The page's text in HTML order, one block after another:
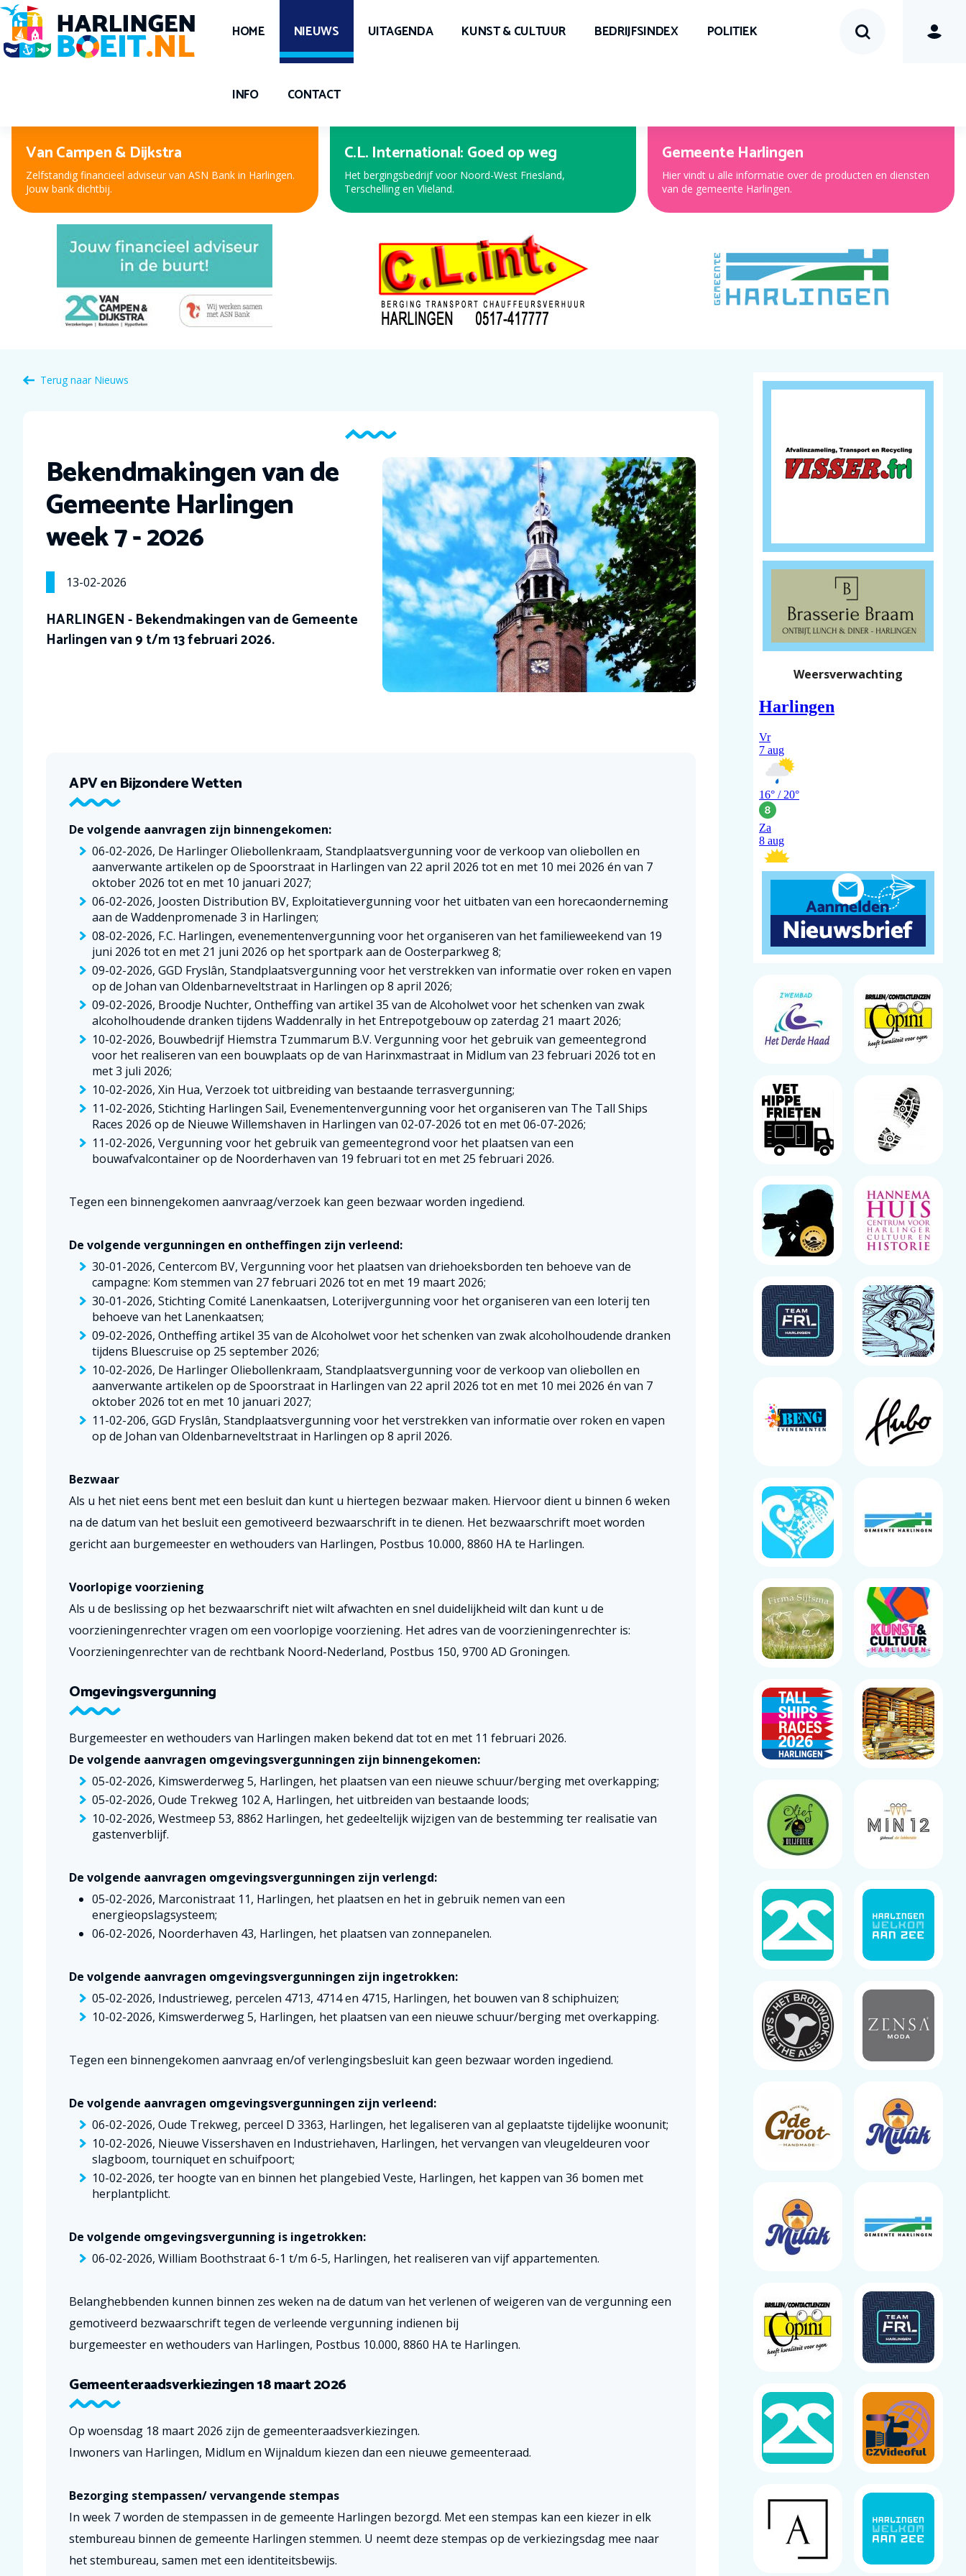
HOME NIEUWS UITAGENDA KUNST & CULTUUR BEDRIJFSINDEX POLITIEK
INFO CONTACT
Peter Kuiper, voor oog en oor
Nieuwe bril, contactlenzen of hooroplossing? Bij Peter
Kuiper, dé opticien en audicien bent u aan het juiste adres.
Expert Harlingen
Bekijk de nieuwe folder met de beste aanbiedingen!
Gemeente Harlingen
Hier vindt u alle informatie over de producten en diensten
van de gemeente Harlingen.
Terug naar Nieuws
Bekendmakingen van de
Gemeente Harlingen
week 7 - 2026
13-02-2026
HARLINGEN - Bekendmakingen van de Gemeente
Harlingen van 9 t/m 13 februari 2026.
APV en Bijzondere Wetten
De volgende aanvragen zijn binnengekomen:
06-02-2026, De Harlinger Oliebollenkraam, Standplaatsvergunning voor de verkoop van oliebollen en
aanverwante artikelen op de Spoorstraat in Harlingen van 22 april 2026 tot en met 10 mei 2026 én van 7
oktober 2026 tot en met 10 januari 2027;
06-02-2026, Joosten Distribution BV, Exploitatievergunning voor het uitbaten van een horecaonderneming
aan de Waddenpromenade 3 in Harlingen;
08-02-2026, F.C. Harlingen, evenementenvergunning voor het organiseren van het familieweekend van 19
juni 2026 tot en met 21 juni 2026 op het sportpark aan de Oosterparkweg 8;
09-02-2026, GGD Fryslân, Standplaatsvergunning voor het verstrekken van informatie over roken en vapen
op de Johan van Oldenbarneveltstraat in Harlingen op 8 april 2026;
09-02-2026, Broodje Nuchter, Ontheffing van artikel 35 van de Alcoholwet voor het schenken van zwak
alcoholhoudende dranken tijdens Waddenrally in het Entrepotgebouw op zaterdag 21 maart 2026;
10-02-2026, Bouwbedrijf Hiemstra Tzummarum B.V. Vergunning voor het gebruik van gemeentegrond
voor het realiseren van een bouwplaats op de van Harinxmastraat in Midlum van 23 februari 2026 tot en
met 3 juli 2026;
10-02-2026, Xin Hua, Verzoek tot uitbreiding van bestaande terrasvergunning;
11-02-2026, Stichting Harlingen Sail, Evenementenvergunning voor het organiseren van The Tall Ships
Races 2026 op de Nieuwe Willemshaven in Harlingen van 02-07-2026 tot en met 06-07-2026;
11-02-2026, Vergunning voor het gebruik van gemeentegrond voor het plaatsen van een
bouwafvalcontainer op de Noorderhaven van 19 februari tot en met 25 februari 2026.
Tegen een binnengekomen aanvraag/verzoek kan geen bezwaar worden ingediend.
De volgende vergunningen en ontheffingen zijn verleend:
30-01-2026, Centercom BV, Vergunning voor het plaatsen van driehoeksborden ten behoeve van de
campagne: Kom stemmen van 27 februari 2026 tot en met 19 maart 2026;
30-01-2026, Stichting Comité Lanenkaatsen, Loterijvergunning voor het organiseren van een loterij ten
behoeve van het Lanenkaatsen;
09-02-2026, Ontheffing artikel 35 van de Alcoholwet voor het schenken van zwak alcoholhoudende dranken
tijdens Bluescruise op 25 september 2026;
10-02-2026, De Harlinger Oliebollenkraam, Standplaatsvergunning voor de verkoop van oliebollen en
aanverwante artikelen op de Spoorstraat in Harlingen van 22 april 2026 tot en met 10 mei 2026 én van 7
oktober 2026 tot en met 10 januari 2027;
11-02-206, GGD Fryslân, Standplaatsvergunning voor het verstrekken van informatie over roken en vapen
op de Johan van Oldenbarneveltstraat in Harlingen op 8 april 2026.
Bezwaar
Als u het niet eens bent met een besluit dan kunt u hiertegen bezwaar maken. Hiervoor dient u binnen 6 weken
na de datum van het besluit een gemotiveerd bezwaarschrift in te dienen. Het bezwaarschrift moet worden
gericht aan burgemeester en wethouders van Harlingen, Postbus 10.000, 8860 HA te Harlingen.
Voorlopige voorziening
Als u de beslissing op het bezwaarschrift niet wilt afwachten en snel duidelijkheid wilt dan kunt u de
voorzieningenrechter vragen om een voorlopige voorziening. Het adres van de voorzieningenrechter is:
Voorzieningenrechter van de rechtbank Noord-Nederland, Postbus 150, 9700 AD Groningen.
Omgevingsvergunning
Burgemeester en wethouders van Harlingen maken bekend dat tot en met 11 februari 2026.
De volgende aanvragen omgevingsvergunningen zijn binnengekomen:
05-02-2026, Kimswerderweg 5, Harlingen, het plaatsen van een nieuwe schuur/berging met overkapping;
05-02-2026, Oude Trekweg 102 A, Harlingen, het uitbreiden van bestaande loods;
10-02-2026, Westmeep 53, 8862 Harlingen, het gedeeltelijk wijzigen van de bestemming ter realisatie van
gastenverblijf.
De volgende aanvragen omgevingsvergunningen zijn verlengd:
05-02-2026, Marconistraat 11, Harlingen, het plaatsen en het in gebruik nemen van een
energieopslagsysteem;
06-02-2026, Noorderhaven 43, Harlingen, het plaatsen van zonnepanelen.
De volgende aanvragen omgevingsvergunningen zijn ingetrokken:
05-02-2026, Industrieweg, percelen 4713, 4714 en 4715, Harlingen, het bouwen van 8 schiphuizen;
10-02-2026, Kimswerderweg 5, Harlingen, het plaatsen van een nieuwe schuur/berging met overkapping.
Tegen een binnengekomen aanvraag en/of verlengingsbesluit kan geen bezwaar worden ingediend.
De volgende aanvragen omgevingsvergunningen zijn verleend:
06-02-2026, Oude Trekweg, perceel D 3363, Harlingen, het legaliseren van al geplaatste tijdelijke woonunit;
10-02-2026, Nieuwe Vissershaven en Industriehaven, Harlingen, het vervangen van vleugeldeuren voor
slagboom, tourniquet en schuifpoort;
10-02-2026, ter hoogte van en binnen het plangebied Veste, Harlingen, het kappen van 36 bomen met
herplantplicht.
De volgende omgevingsvergunning is ingetrokken:
06-02-2026, William Boothstraat 6-1 t/m 6-5, Harlingen, het realiseren van vijf appartementen.
Belanghebbenden kunnen binnen zes weken na de datum van het verlenen of weigeren van de vergunning een
gemotiveerd bezwaarschrift tegen de verleende vergunning indienen bij
burgemeester en wethouders van Harlingen, Postbus 10.000, 8860 HA te Harlingen.
Gemeenteraadsverkiezingen 18 maart 2026
Op woensdag 18 maart 2026 zijn de gemeenteraadsverkiezingen.
Inwoners van Harlingen, Midlum en Wijnaldum kiezen dan een nieuwe gemeenteraad.
Bezorging stempassen/ vervangende stempas
In week 7 worden de stempassen in de gemeente Harlingen bezorgd. Met een stempas kan een kiezer in elk
stembureau binnen de gemeente Harlingen stemmen. U neemt deze stempas op de verkiezingsdag mee naar
het stembureau, samen met een identiteitsbewijs.
Weersverwachting